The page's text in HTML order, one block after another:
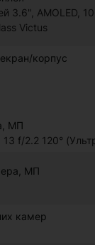
3.6", AMOLED,
Victus
корпус
МП
f/2.2 120°
МП
камер